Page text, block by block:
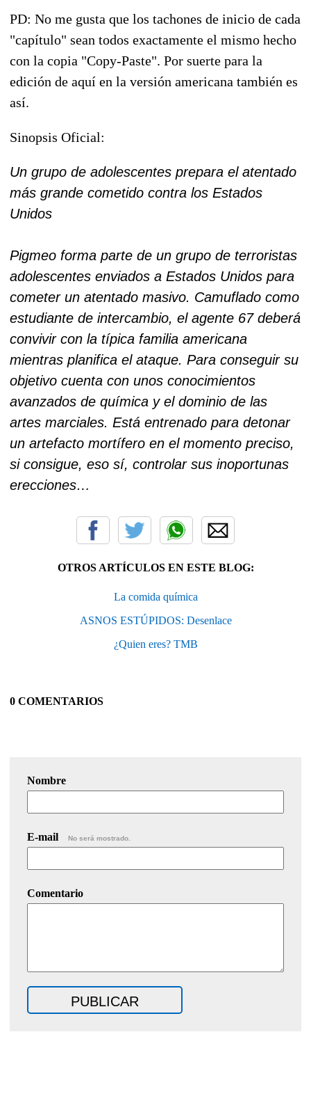
PD: No me gusta que los tachones de inicio de cada
"capítulo" sean todos exactamente el mismo hecho
con la copia "Copy-Paste". Por suerte para la
edición de aquí en la versión americana también es
así.
Sinopsis Oficial:
Un grupo de adolescentes prepara el atentado
más grande cometido contra los Estados
Unidos
Pigmeo forma parte de un grupo de terroristas
adolescentes enviados a Estados Unidos para
cometer un atentado masivo. Camuflado como
estudiante de intercambio, el agente 67 deberá
convivir con la típica familia americana
mientras planifica el ataque. Para conseguir su
objetivo cuenta con unos conocimientos
avanzados de química y el dominio de las
artes marciales. Está entrenado para detonar
un artefacto mortífero en el momento preciso,
si consigue, eso sí, controlar sus inoportunas
erecciones…
OTROS ARTÍCULOS EN ESTE BLOG:
La comida química
ASNOS ESTÚPIDOS: Desenlace
¿Quien eres? TMB
0 COMENTARIOS
Nombre
E-mail No será mostrado.
Comentario